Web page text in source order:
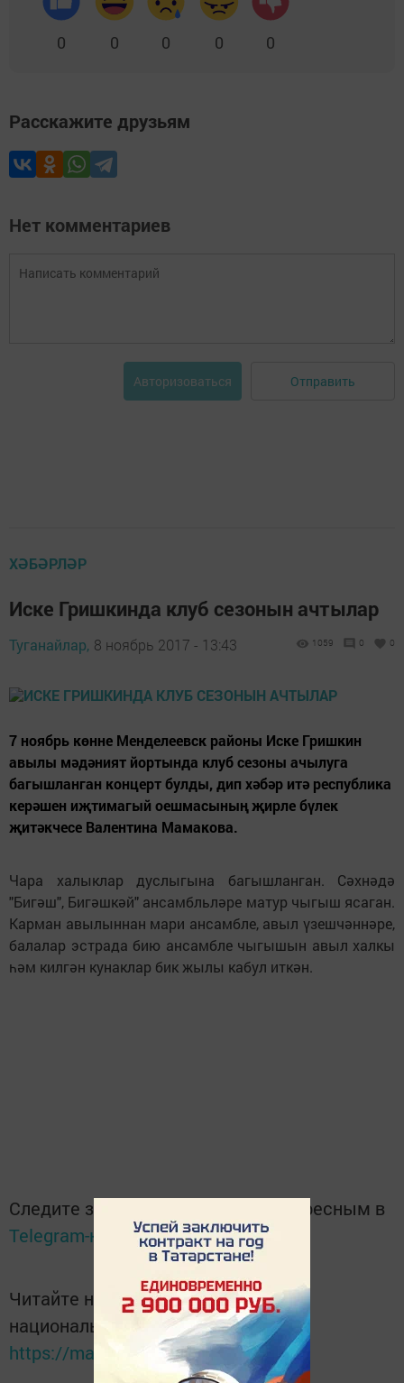
0 0 0 0 0
Расскажите друзьям
Нет комментариев
Авторизоваться Отправить
ХӘБӘРЛӘР
Иске Гришкинда клуб сезонын ачтылар
Туганайлар, 8 ноябрь 2017 - 13:43 1059 0 0
7 ноябрь көнне Менделеевск районы Иске Гришкин
авылы мәдәният йортында клуб сезоны ачылуга
багышланган концерт булды, дип хәбәр итә республика
керәшен иҗтимагый оешмасының җирле бүлек
җитәкчесе Валентина Мамакова.
Чара халыклар дуслыгына багышланган. Сәхнәдә
"Бигәш", Бигәшкәй" ансамбльләре матур чыгыш ясаган.
Карман авылыннан мари ансамбле, авыл үзешчәннәре,
балалар эстрада бию ансамбле чыгышын авыл халкы
һәм килгән кунаклар бик жылы кабул иткән.
Следите за самым важным и интересным в
Telegram-каналеТатмедиа
Читайте новости Татарстана в
национальном мессенджере MАХ:
https://max.ru/tatmedia